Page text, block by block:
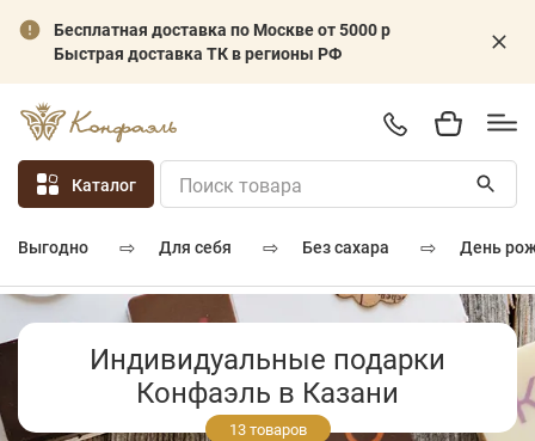
Бесплатная доставка по Москве от 5000 р
Быстрая доставка ТК в регионы РФ
Каталог
выгодно ⇨ для себя ⇨ без сахара ⇨ день
Индивидуальные подарки
Конфаэль в Казани
13 товаров